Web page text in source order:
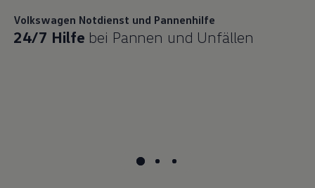
Volkswagen Notdienst und Pannenhilfe
24/7 Hilfe bei Pannen und Unfällen